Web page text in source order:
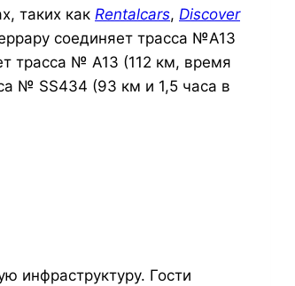
таких как Rentalcars, Discover
соединяет трасса №А13
трасса № А13 (112 км, время
№ SS434 (93 км и 1,5 часа в
инфраструктуру. Гости